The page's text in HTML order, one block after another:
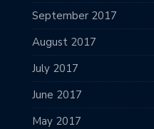
September 2017
August 2017
July 2017
June 2017
May 2017